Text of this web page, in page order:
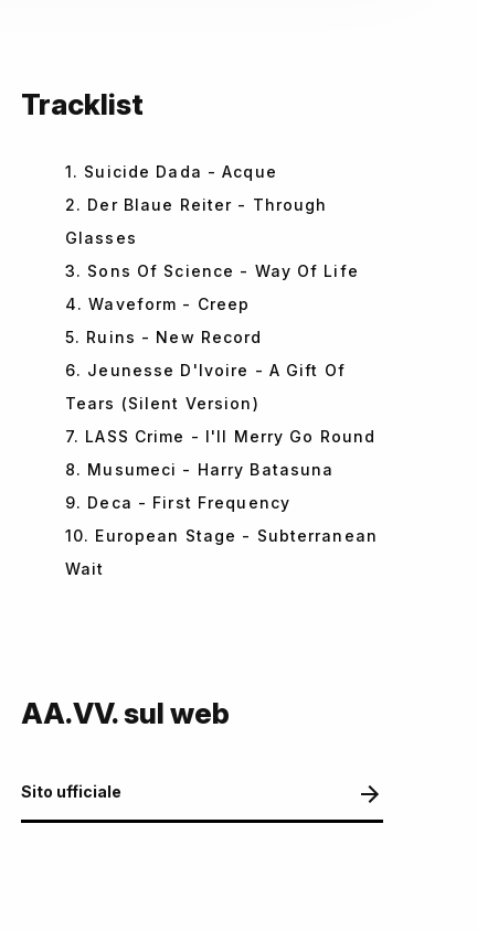
Tracklist
1. Suicide Dada - Acque
2. Der Blaue Reiter - Through
Glasses
3. Sons Of Science - Way Of Life
4. Waveform - Creep
5. Ruins - New Record
6. Jeunesse D'Ivoire - A Gift Of
Tears (Silent Version)
7. LASS Crime - I'll Merry Go Round
8. Musumeci - Harry Batasuna
9. Deca - First Frequency
10. European Stage - Subterranean
Wait
AA.VV. sul web
Sito ufficiale